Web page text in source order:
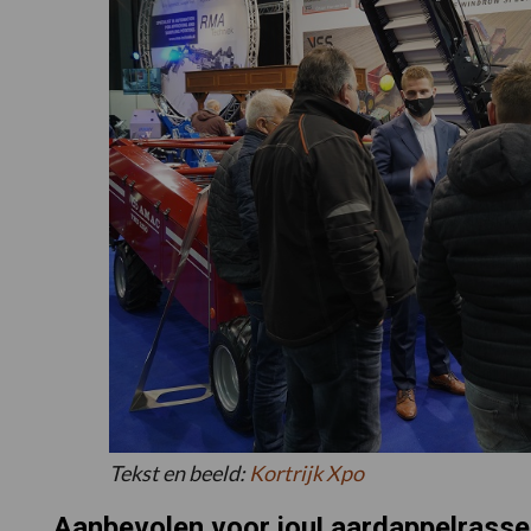
Tekst en beeld:Kortrijk Xpo